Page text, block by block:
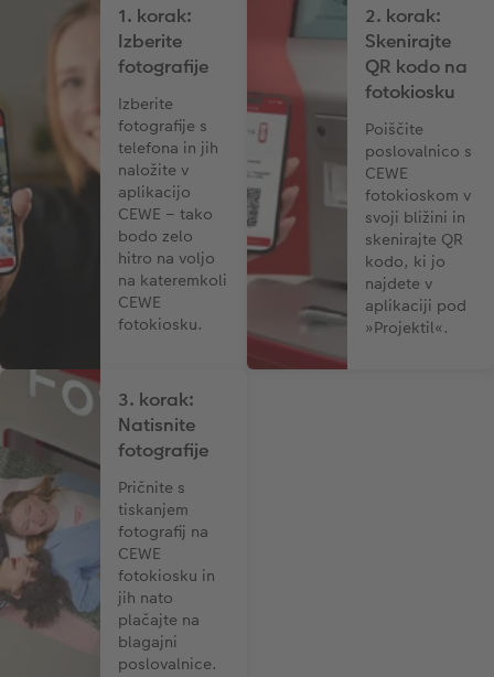
CEWE TAKOJŠNJI NATIS FOTOGRAFIJ
Takojšnja nalepka
Foto kolaži
Fototrak
XXL Retro fotografija
1. korak:
Izberite
fotografije
Izberite
fotografije s
telefona in jih
naložite v
aplikacijo
CEWE – tako
bodo zelo
hitro na voljo
na kateremkoli
CEWE
fotokiosku.
2. korak:
Skenirajte
QR kodo na
fotokiosku
Poiščite
poslovalnico s
CEWE
fotokioskom v
svoji bližini in
skenirajte QR
kodo, ki jo
najdete v
aplikaciji pod
»Projektil«.
3. korak:
Natisnite
fotografije
Pričnite s
tiskanjem
fotografij na
CEWE
fotokiosku in
jih nato
plačajte na
blagajni
poslovalnice.